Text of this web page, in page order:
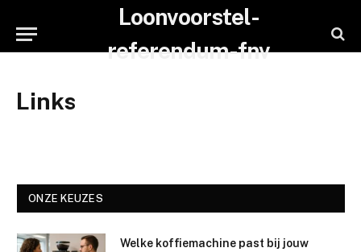
Loonvoorstel-
referendum-fnv
Links
ONZE KEUZES
Welke koffiemachine past bij jouw